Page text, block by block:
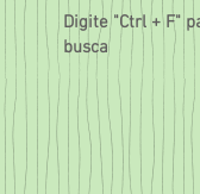
Digite "Ctrl + F"
busca